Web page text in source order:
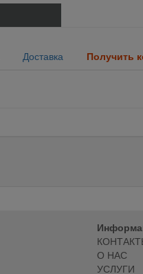
Доставка Получить
О НАС
УСЛУГИ